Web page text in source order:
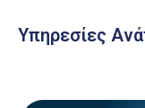
Υπηρεσίες